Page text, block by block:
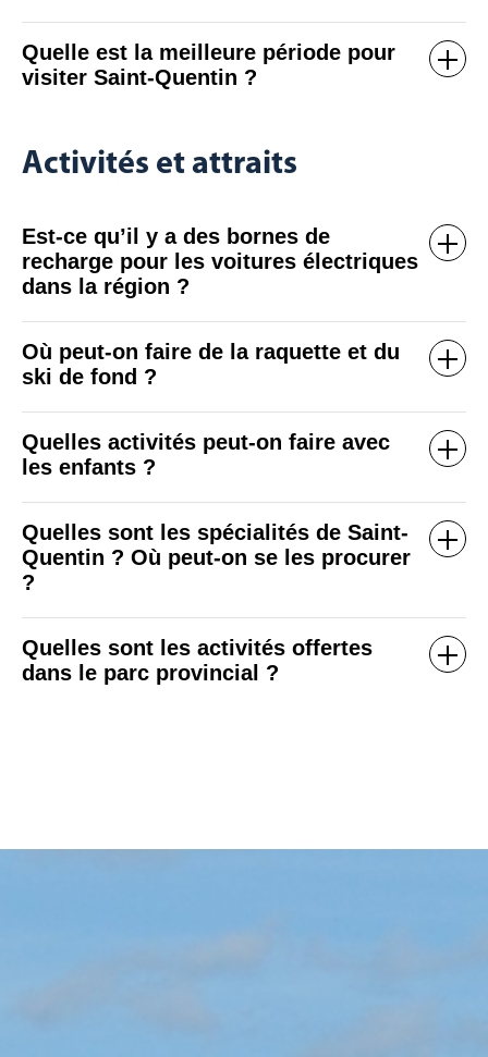
Quelle est la meilleure période pour
visiter Saint-Quentin ?
Activités et attraits
Est-ce qu’il y a des bornes de
recharge pour les voitures électriques
dans la région ?
Où peut-on faire de la raquette et du
ski de fond ?
Quelles activités peut-on faire avec
les enfants ?
Quelles sont les spécialités de Saint-
Quentin ? Où peut-on se les procurer
?
Quelles sont les activités offertes
dans le parc provincial ?